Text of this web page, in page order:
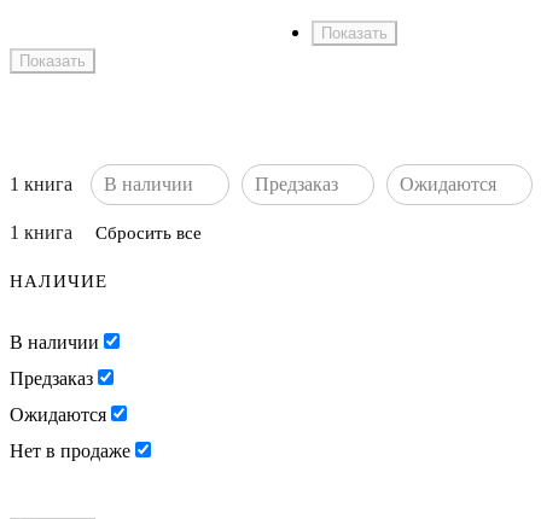
1 книга в наличии предзаказ ожидаются
1 книга Сбросить все
НАЛИЧИЕ
В наличии
Предзаказ
Ожидаются
Нет в продаже